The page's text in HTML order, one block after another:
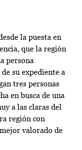
la puesta en
que la región
persona
su expediente a
tres personas
en busca de una
a las claras del
región con
valorado de